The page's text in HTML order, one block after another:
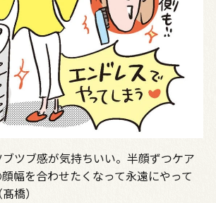
ブツブ感が気持ちいい。半顔ずつケア
幅を合わせたくなって永遠にやって
橋）